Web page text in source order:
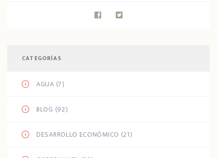
CATEGORÍAS
AGUA (7)
BLOG (92)
DESARROLLO ECONÓMICO (21)